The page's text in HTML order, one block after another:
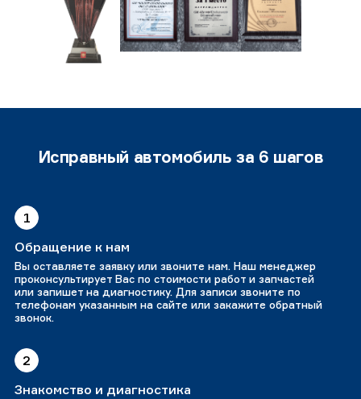
Исправный автомобиль за 6 шагов
1
Обращение к нам
Вы оставляете заявку или звоните нам. Наш менеджер
проконсультирует Вас по стоимости работ и запчастей
или запишет на диагностику. Для записи звоните по
телефонам указанным на сайте или закажите обратный
звонок.
2
Знакомство и диагностика